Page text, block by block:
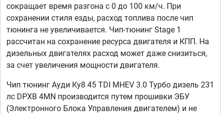
сокращает время разгона с 0 до 100 км/ч. При
сохранении стиля езды, расход топлива после чип
тюнинга не увеличивается. Чип-тюнинг Stage 1
рассчитан на сохранение ресурса двигателя и КПП. На
дизельных двигателях расход может даже снизиться,
за счет увеличения мощности двигателя.
Чип тюнинг Ауди Ку8 45 TDI MHEV 3.0 Турбо дизель 231
лс DPXB 4MN производится путем прошивки ЭБУ
(Электронного Блока Управления двигателем) и не